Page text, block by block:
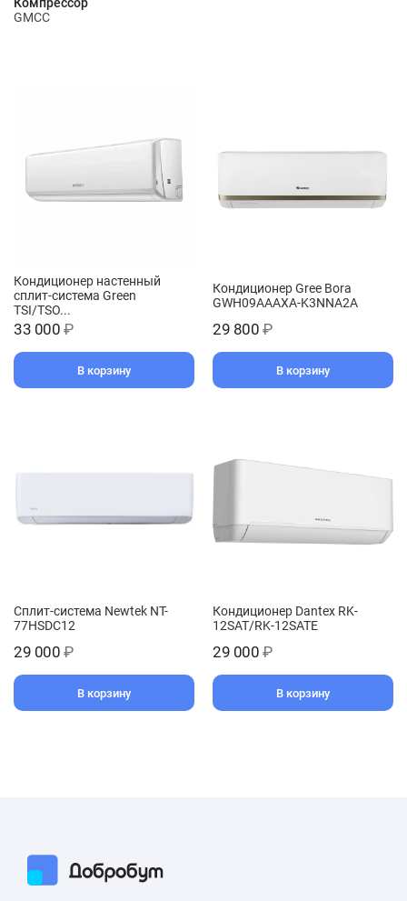
GMCC
Кондиционер настенный
сплит-система Green
TSI/TSO...
33 000 ₽
В корзину
Кондиционер Gree Bora
GWH09AAAXA-K3NNA2A
29 800 ₽
В корзину
Сплит-система Newtek NT-
77HSDC12
29 000 ₽
В корзину
Кондиционер Dantex RK-
12SAT/RK-12SATE
29 000 ₽
В корзину